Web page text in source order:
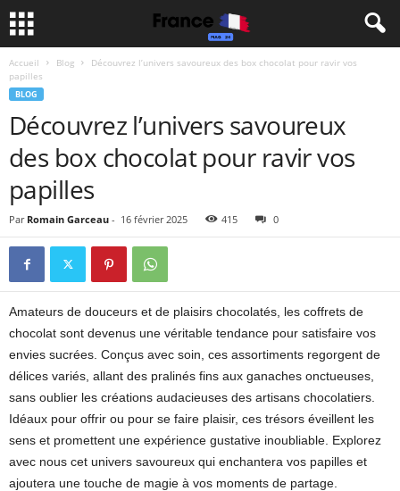
Accueil Blog
Découvrez l’univers savoureux des box chocolat pour ravir vos
papilles
BLOG
Découvrez l’univers savoureux
des box chocolat pour ravir vos
papilles
Par Romain Garceau - 16 février 2025 415 0
Amateurs de douceurs et de plaisirs chocolatés, les coffrets de
chocolat sont devenus une véritable tendance pour satisfaire vos
envies sucrées. Conçus avec soin, ces assortiments regorgent de
délices variés, allant des pralinés fins aux ganaches onctueuses,
sans oublier les créations audacieuses des artisans chocolatiers.
Idéaux pour offrir ou pour se faire plaisir, ces trésors éveillent les
sens et promettent une expérience gustative inoubliable. Explorez
avec nous cet univers savoureux qui enchantera vos papilles et
ajoutera une touche de magie à vos moments de partage.